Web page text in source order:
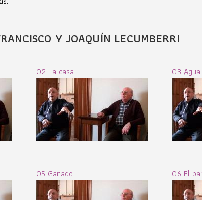
Y JOAQUÍN LECUMBERRI
02 La casa 03
05 Ganado 06 El